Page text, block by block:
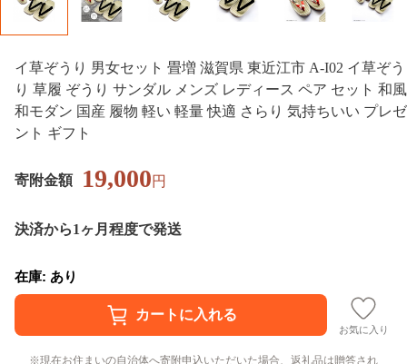
イ草ぞうり 男女セット 畳増 滋賀県 東近江市 A-I02 イ草ぞう
り 草履 ぞうり サンダル メンズ レディース ペア セット 和風
和モダン 国産 履物 軽い 軽量 快適 さらり 気持ちいい プレゼ
ント ギフト
寄附金額 19,000円
決済から1ヶ月程度で発送
在庫: あり
お気に入り
現在お住まいの自治体へ寄附申込いただいた場合、返礼品は贈答され